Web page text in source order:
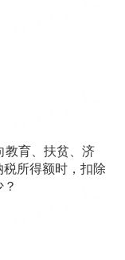
教育、扶贫、济
所得额时，扣除